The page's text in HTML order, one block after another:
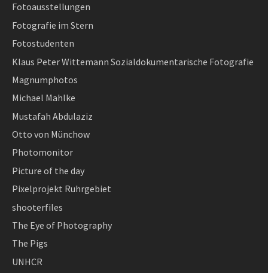
Fotoausstellungen
Fotografie im Stern
Fotostudenten
Klaus Peter Wittemann Sozialdokumentarische Fotografie
Magnumphotos
Michael Mahlke
Mustafah Abdulaziz
Otto von Münchow
Photomonitor
Picture of the day
Pixelprojekt Ruhrgebiet
shooterfiles
The Eye of Photography
The Pigs
UNHCR